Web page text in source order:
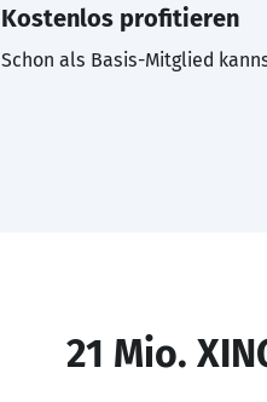
Kostenlos profitieren
Schon als Basis-Mitglied
21 Mio.